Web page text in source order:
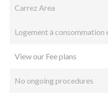
Carrez Area
Logement à consommation
View our Fee plans
No ongoing procedures